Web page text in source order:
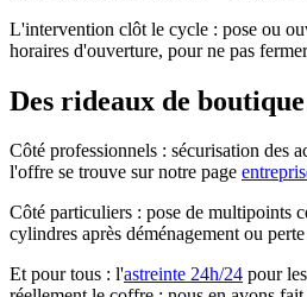
L'intervention clôt le cycle : pose ou
horaires d'ouverture, pour ne pas
Des rideaux de
Côté professionnels : sécurisation des
l'offre se trouve sur notre page
Côté particuliers : pose de multipoints
cylindres après déménagement ou
Et pour tous : l'astreinte 24h/24 pour